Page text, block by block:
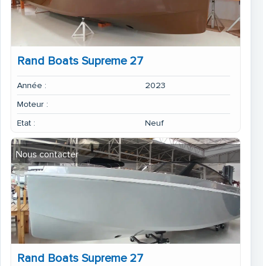
Rand Boats Supreme 27
Année :
2023
Moteur :
Etat :
Neuf
Rand Boats Supreme 27
Nous contacter